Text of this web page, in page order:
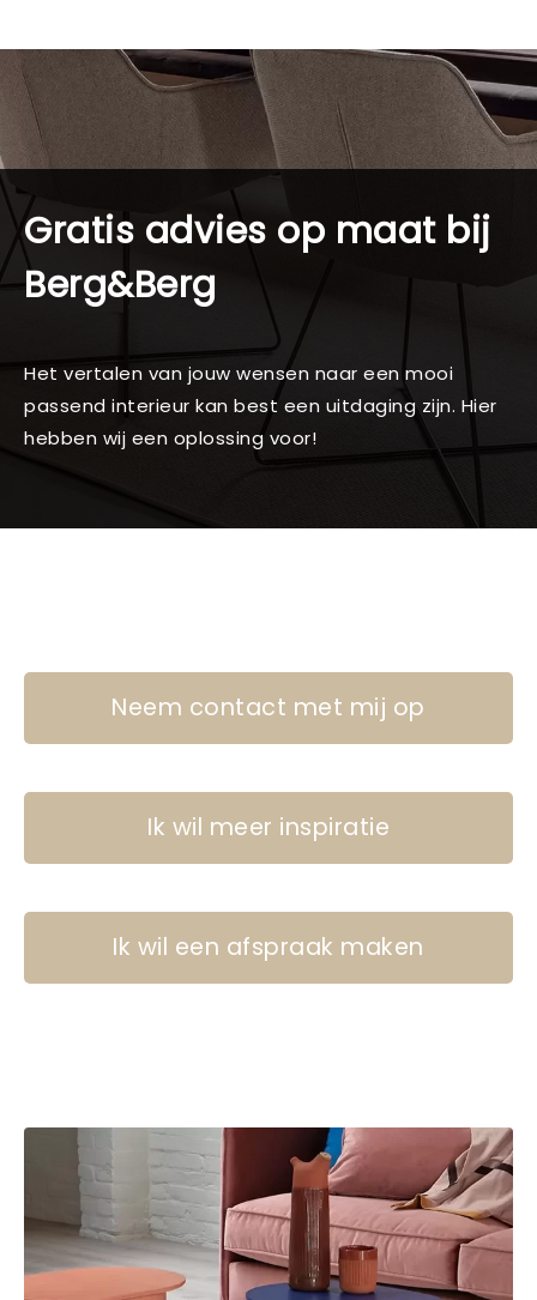
Gratis advies op maat bij
Berg&Berg
Het vertalen van jouw wensen naar een mooi
passend interieur kan best een uitdaging zijn. Hier
hebben wij een oplossing voor!
Neem contact met mij op
Ik wil meer inspiratie
Ik wil een afspraak maken